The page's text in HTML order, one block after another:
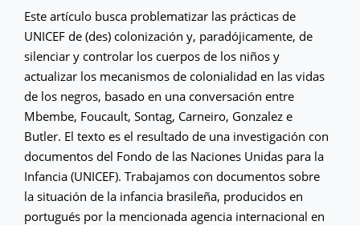
Este artículo busca problematizar las prácticas de
UNICEF de (des) colonización y, paradójicamente, de
silenciar y controlar los cuerpos de los niños y
actualizar los mecanismos de colonialidad en las vidas
de los negros, basado en una conversación entre
Mbembe, Foucault, Sontag, Carneiro, Gonzalez e
Butler. El texto es el resultado de una investigación con
documentos del Fondo de las Naciones Unidas para la
Infancia (UNICEF). Trabajamos con documentos sobre
la situación de la infancia brasileña, producidos en
portugués por la mencionada agencia internacional en